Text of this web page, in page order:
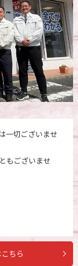
一切ございませ
もございませ
ちら